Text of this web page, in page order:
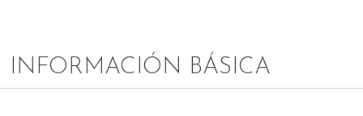
INFORMACIÓN BÁSICA